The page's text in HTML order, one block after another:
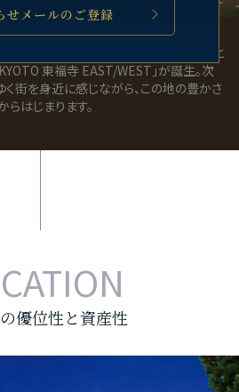
せメールのご登録
ターミナルである「京都」駅を生活圏と
東福寺 EAST/WEST」が誕生。次
街を身近に感じながら、この地の豊かさ
らはじまります。
優位性と資産性